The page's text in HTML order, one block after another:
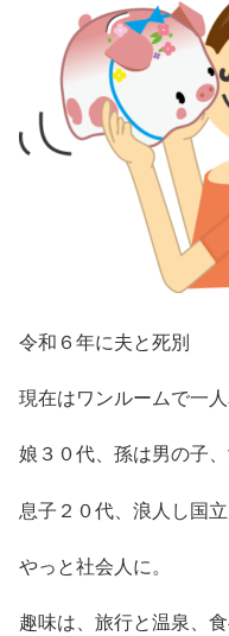
令和６年に夫と死別
現在はワンルームで一人
娘３０代、孫は男の子、
息子２０代、浪人し国
やっと社会人に。
趣味は、旅行と温泉、食